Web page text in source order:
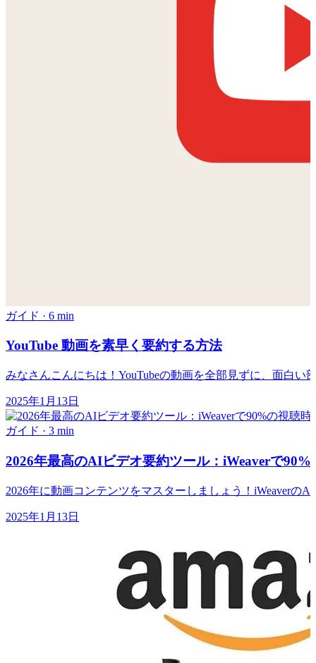
ガイド · 6 min
YouTube 動画を素早く要約する方法
みなさんこんにちは！YouTubeの動画を全部見ずに、面白
2025年1月13日
ガイド · 3 min
2026年最高のAIビデオ要約ツール：iWeaverで
2026年に動画コンテンツをマスターしましょう！iWeaverの
2025年1月13日